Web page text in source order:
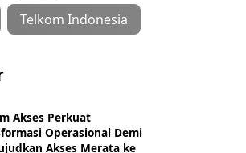
Telkom Indonesia
Akses Perkuat
Operasional Demi
Akses Merata ke